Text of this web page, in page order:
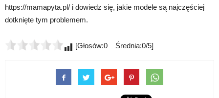
https://mamapyta.pl/ i dowiedz się, jakie modele są najczęściej
dotknięte tym problemem.
[Głosów:0 Średnia:0/5]